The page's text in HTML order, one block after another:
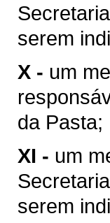
serem
X - um
da Pasta;
XI - um
serem